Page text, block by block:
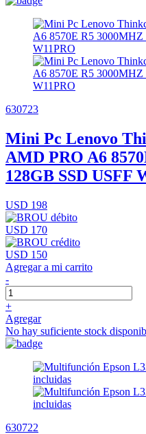
630723
Mini Pc Lenovo
AMD PRO A6
128GB SSD USFF
USD 198
USD 170
USD 150
Agregar a mi carrito
-
+
Agregar
No hay suficiente stock
630722